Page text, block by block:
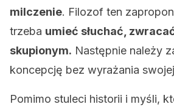
milczenie. Filozof ten
trzeba umieć słuchać,
skupionym. Następnie należy
koncepcję bez wyrażania
Pomimo stuleci historii i myśli,